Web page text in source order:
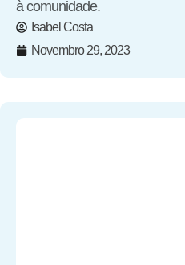
à comunidade.
Isabel Costa
Novembro 29, 2023